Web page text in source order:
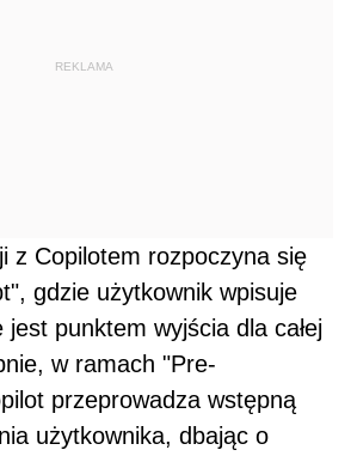
REKLAMA
z Copilotem rozpoczyna się
gdzie użytkownik wpisuje
punktem wyjścia dla całej
w ramach "Pre-
przeprowadza wstępną
użytkownika, dbając o